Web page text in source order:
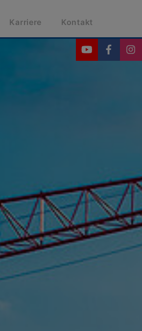
Karriere Kontakt